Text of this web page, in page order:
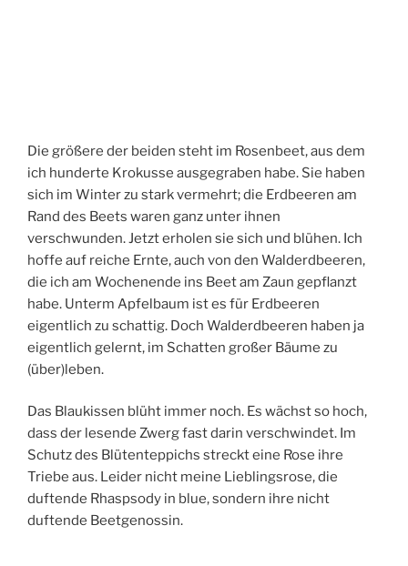
Die größere der beiden steht im Rosenbeet, aus dem
ich hunderte Krokusse ausgegraben habe. Sie haben
sich im Winter zu stark vermehrt; die Erdbeeren am
Rand des Beets waren ganz unter ihnen
verschwunden. Jetzt erholen sie sich und blühen. Ich
hoffe auf reiche Ernte, auch von den Walderdbeeren,
die ich am Wochenende ins Beet am Zaun gepflanzt
habe. Unterm Apfelbaum ist es für Erdbeeren
eigentlich zu schattig. Doch Walderdbeeren haben ja
eigentlich gelernt, im Schatten großer Bäume zu
(über)leben.
Das Blaukissen blüht immer noch. Es wächst so hoch,
dass der lesende Zwerg fast darin verschwindet. Im
Schutz des Blütenteppichs streckt eine Rose ihre
Triebe aus. Leider nicht meine Lieblingsrose, die
duftende Rhaspsody in blue, sondern ihre nicht
duftende Beetgenossin.